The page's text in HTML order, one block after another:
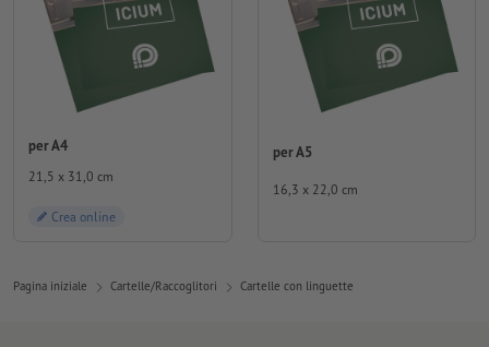
per A4
21,5 x 31,0 cm
Crea online
per A5
16,3 x 22,0 cm
Pagina iniziale Cartelle/Raccoglitori Cartelle con linguette